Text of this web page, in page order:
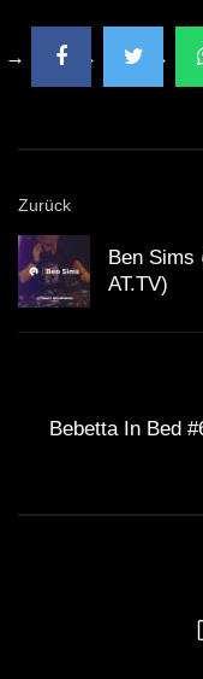
Zurück
Ben Sims
AT.TV)
Bebetta In Bed